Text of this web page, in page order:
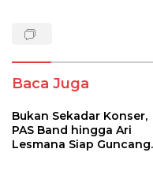
Baca Juga
Bukan Sekadar Konser,
PAS Band hingga Ari
Lesmana Siap Guncang